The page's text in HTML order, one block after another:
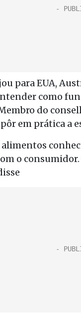
para EUA,
como
do
em prática a
o